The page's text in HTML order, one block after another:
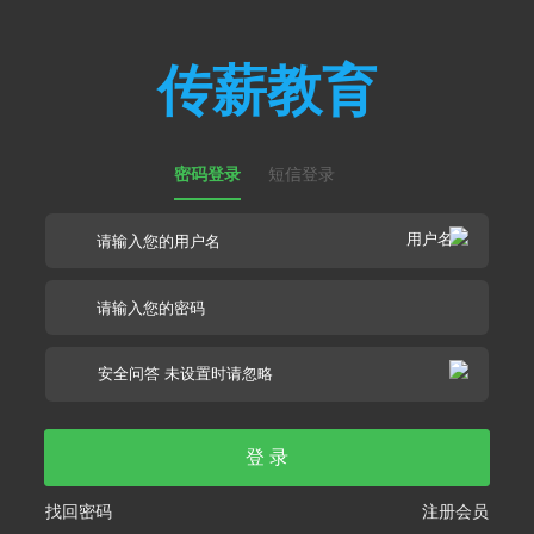
传薪教育
密码登录 短信登录
登 录
注册会员
找回密码